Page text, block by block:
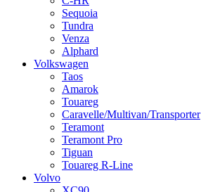
Sequoia
Tundra
Venza
Alphard
Volkswagen
Taos
Amarok
Touareg
Caravelle/Multivan/Transporter
Teramont
Teramont Pro
Tiguan
Touareg R-Line
Volvo